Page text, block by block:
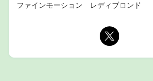
ファインモーション レディブロンド